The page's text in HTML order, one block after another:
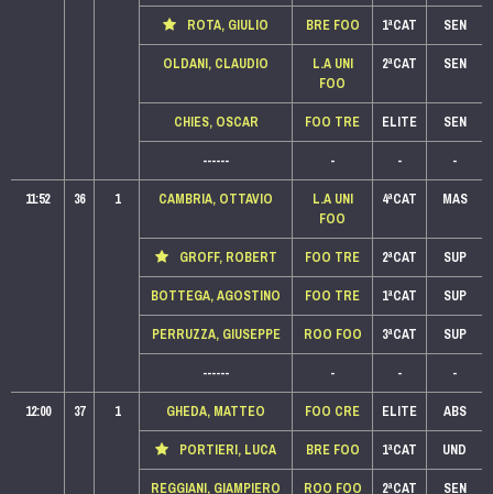
ROTA, GIULIO BRE FOO 1ªCAT
SEN
OLDANI, CLAUDIO
L.A UNI
FOO
2ªCAT SEN
CHIES, OSCAR FOO TRE ELITE
SEN
------
- -
-
11:52
36 1 CAMBRIA, OTTAVIO
L.A UNI
FOO
4ªCAT MAS
GROFF, ROBERT FOO TRE 2ªCAT
SUP
BOTTEGA, AGOSTINO
FOO TRE 1ªCAT
SUP
PERRUZZA, GIUSEPPE
ROO FOO 3ªCAT
SUP
------
- -
-
12:00
37 1 GHEDA, MATTEO FOO CRE ELITE
ABS
PORTIERI, LUCA
BRE FOO 1ªCAT
UND
REGGIANI, GIAMPIERO
ROO FOO 2ªCAT
SEN